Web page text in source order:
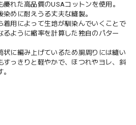
れた高品質のUSAコットンを使用。
めに耐えうる丈夫な縫製。
着用によって生地が馴染んでいくことで
るように縮率を計算した独自のパター
状に編み上げているため胴周りには縫い
すっきりと軽やかで、ほつれやヨレ、斜